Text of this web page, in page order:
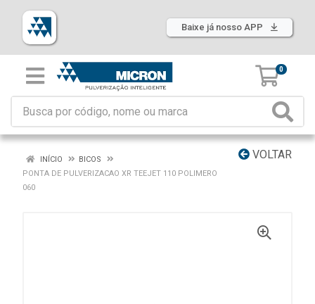
Baixe já nosso APP
0
VOLTAR
INÍCIO
BICOS
PONTA DE PULVERIZACAO XR TEEJET 110 POLIMERO
060